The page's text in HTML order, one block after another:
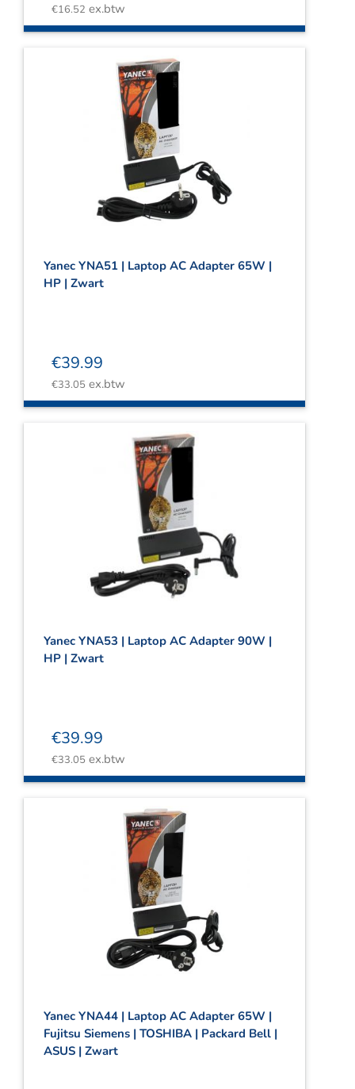
€16.52 ex.btw
Yanec YNA51 | Laptop AC Adapter 65W |
HP | Zwart
€39.99
€33.05 ex.btw
Yanec YNA53 | Laptop AC Adapter 90W |
HP | Zwart
€39.99
€33.05 ex.btw
Yanec YNA44 | Laptop AC Adapter 65W |
Fujitsu Siemens | TOSHIBA | Packard Bell |
ASUS | Zwart